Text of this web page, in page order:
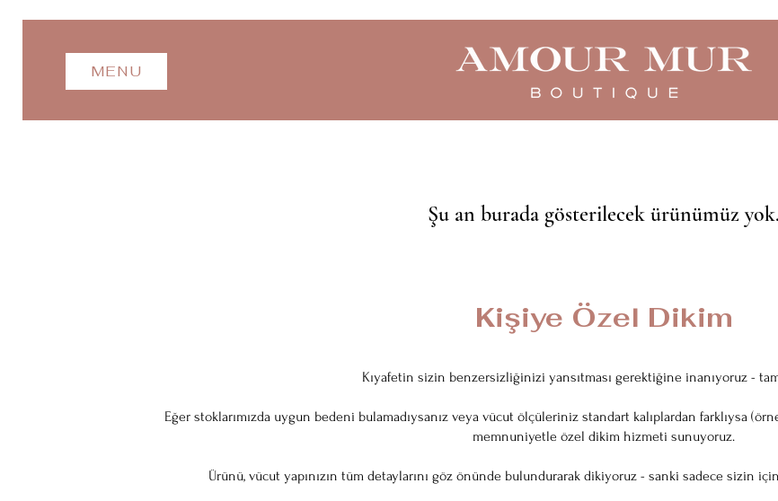
MENU
Şu an burada gösterilecek ürünümüz yok.
Kişiye Özel Dikim
Kıyafetin sizin benzersizliğinizi yansıtması gerektiğine inanıyoruz -
Eğer stoklarımızda uygun bedeni bulamadıysanız veya vücut ölçüleriniz standart kalıplardan farklıysa
memnuniyetle özel dikim hizmeti sunuyoruz.
Ürünü, vücut yapınızın tüm detaylarını göz önünde bulundurarak dikiyoruz - sanki sadece sizin